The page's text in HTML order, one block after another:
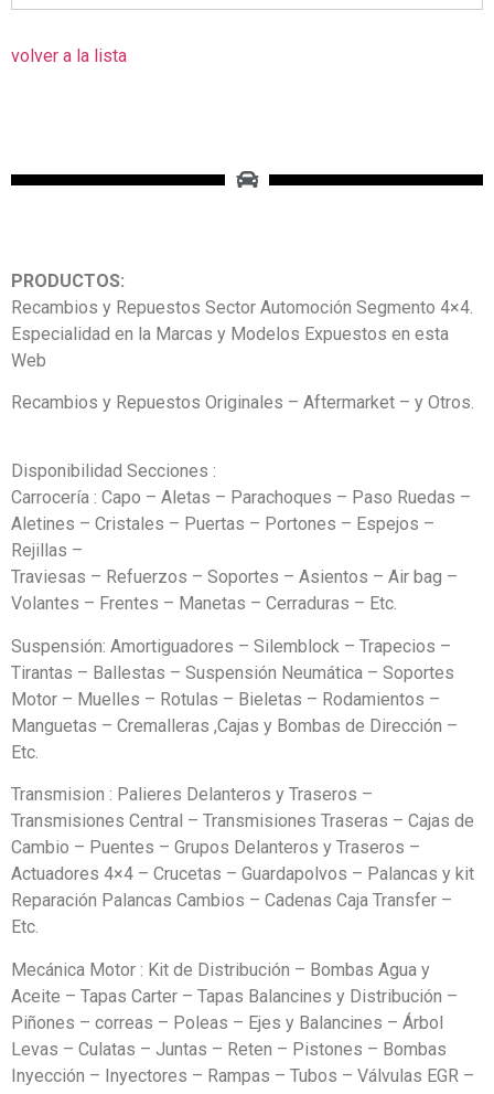
volver a la lista
PRODUCTOS:
Recambios y Repuestos Sector Automoción Segmento 4×4.
Especialidad en la Marcas y Modelos Expuestos en esta
Web
Recambios y Repuestos Originales – Aftermarket – y Otros.
Disponibilidad Secciones :
Carrocería : Capo – Aletas – Parachoques – Paso Ruedas –
Aletines – Cristales – Puertas – Portones – Espejos –
Rejillas –
Traviesas – Refuerzos – Soportes – Asientos – Air bag –
Volantes – Frentes – Manetas – Cerraduras – Etc.
Suspensión: Amortiguadores – Silemblock – Trapecios –
Tirantas – Ballestas – Suspensión Neumática – Soportes
Motor – Muelles – Rotulas – Bieletas – Rodamientos –
Manguetas – Cremalleras ,Cajas y Bombas de Dirección –
Etc.
Transmision : Palieres Delanteros y Traseros –
Transmisiones Central – Transmisiones Traseras – Cajas de
Cambio – Puentes – Grupos Delanteros y Traseros –
Actuadores 4×4 – Crucetas – Guardapolvos – Palancas y kit
Reparación Palancas Cambios – Cadenas Caja Transfer –
Etc.
Mecánica Motor : Kit de Distribución – Bombas Agua y
Aceite – Tapas Carter – Tapas Balancines y Distribución –
Piñones – correas – Poleas – Ejes y Balancines – Árbol
Levas – Culatas – Juntas – Reten – Pistones – Bombas
Inyección – Inyectores – Rampas – Tubos – Válvulas EGR –